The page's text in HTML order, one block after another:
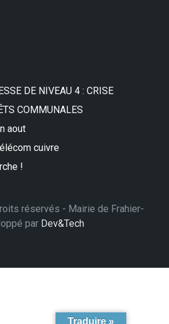
DE NIVEAU 4 : CRISE
COMMUNALES
aout
cuivre
!
réservés - Mairie de Frahier-
par Dev&Tech
Traduire »